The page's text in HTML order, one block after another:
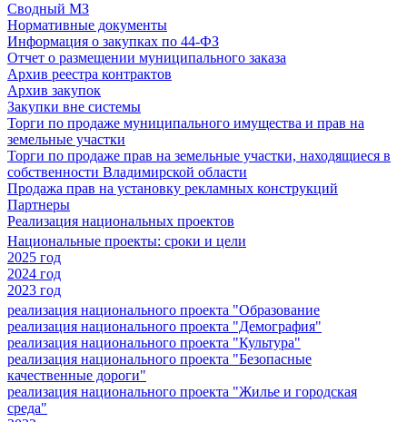
Сводный МЗ
Нормативные документы
Информация о закупках по 44-ФЗ
Отчет о размещении муниципального заказа
Архив реестра контрактов
Архив закупок
Закупки вне системы
Торги по продаже муниципального имущества и прав на
земельные участки
Торги по продаже прав на земельные участки, находящиеся в
собственности Владимирской области
Продажа прав на установку рекламных конструкций
Партнеры
Реализация национальных проектов
Национальные проекты: сроки и цели
2025 год
2024 год
2023 год
реализация национального проекта "Образование
реализация национального проекта "Демография"
реализация национального проекта "Культура"
реализация национального проекта "Безопасные
качественные дороги"
реализация национального проекта "Жилье и городская
среда"